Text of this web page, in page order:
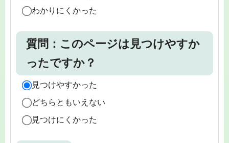
わかりにくかった
質問：このページは見つけやすか
ったですか？
見つけやすかった
どちらともいえない
見つけにくかった